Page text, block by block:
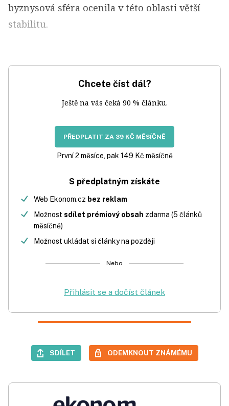
byznysová sféra ocenila v této oblasti větší
stabilitu.
Chcete číst dál?
Ještě na vás čeká 90 % článku.
PŘEDPLATIT ZA 39 KČ MĚSÍČNĚ
První 2 měsíce, pak 149 Kč měsíčně
S předplatným získáte
Web Ekonom.cz bez reklam
Možnost sdílet prémiový obsah zdarma (5 článků
měsíčně)
Možnost ukládat si články na později
Nebo
Přihlásit se a dočíst článek
SDÍLET ODEMKNOUT ZNÁMÉMU